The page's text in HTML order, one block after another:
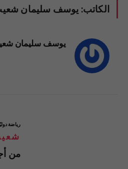
الكاتب: يوسف سليمان
يوسف سليمان
رياضة
من